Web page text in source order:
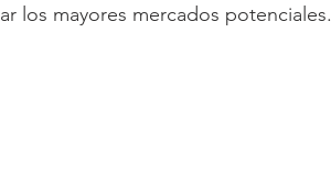
los mayores mercados potenciales.